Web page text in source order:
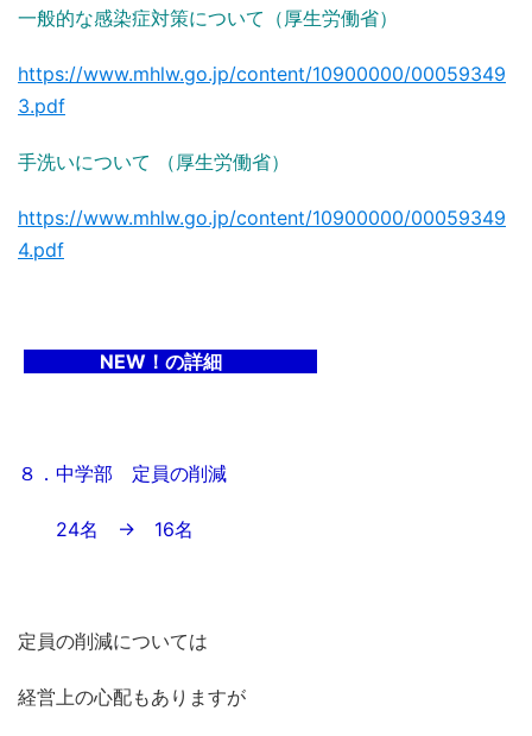
一般的な感染症対策について（厚生労働省）
https://www.mhlw.go.jp/content/10900000/00059349
3.pdf
手洗いについて （厚生労働省）
https://www.mhlw.go.jp/content/10900000/00059349
4.pdf
NEW！の詳細
８．中学部 定員の削減
24名 → 16名
定員の削減については
経営上の心配もありますが